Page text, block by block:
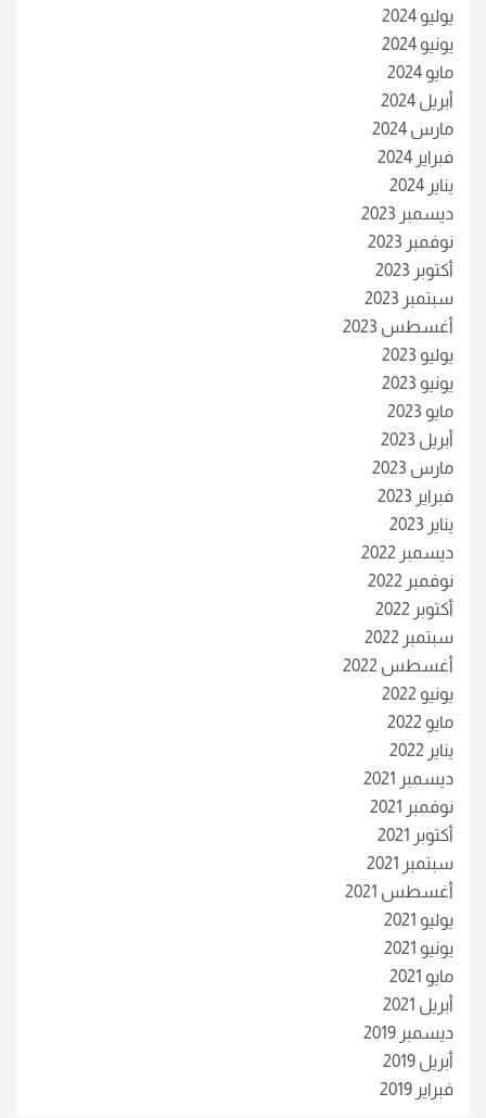
يوليو 2024
يونيو 2024
مايو 2024
أبريل 2024
مارس 2024
فبراير 2024
يناير 2024
ديسمبر 2023
نوفمبر 2023
أكتوبر 2023
سبتمبر 2023
أغسطس 2023
يوليو 2023
يونيو 2023
مايو 2023
أبريل 2023
مارس 2023
فبراير 2023
يناير 2023
ديسمبر 2022
نوفمبر 2022
أكتوبر 2022
سبتمبر 2022
أغسطس 2022
يونيو 2022
مايو 2022
يناير 2022
ديسمبر 2021
نوفمبر 2021
أكتوبر 2021
سبتمبر 2021
أغسطس 2021
يوليو 2021
يونيو 2021
مايو 2021
أبريل 2021
ديسمبر 2019
أبريل 2019
فبراير 2019